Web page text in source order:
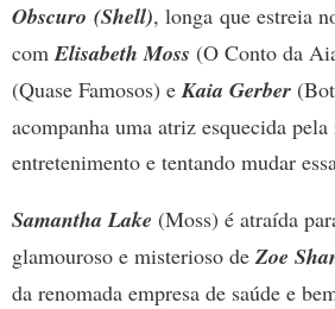
Obscuro (Shell), longa que estreia
comElisabeth Moss (O Conto da
(Quase Famosos) eKaia Gerber
acompanha uma atriz esquecida
entretenimento e tentando mudar
Samantha Lake (Moss) é atraída
glamouroso e misterioso deZoe
da renomada empresa de saúde e